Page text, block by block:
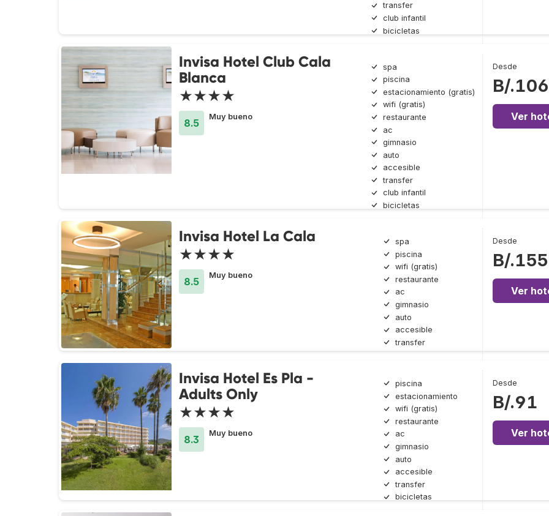
transfer
club infantil
bicicletas
Invisa Hotel Club Cala
Blanca
★★★★
8.5
Muy bueno
spa
piscina
estacionamiento (gratis)
wifi (gratis)
restaurante
ac
gimnasio
auto
accesible
transfer
club infantil
bicicletas
Desde
B/.106
Ver
Invisa Hotel La Cala
★★★★
8.5
Muy bueno
spa
piscina
wifi (gratis)
restaurante
ac
gimnasio
auto
accesible
transfer
Desde
B/.155
Ver
Invisa Hotel Es Pla -
Adults Only
★★★★
8.3
Muy bueno
piscina
estacionamiento
wifi (gratis)
restaurante
ac
gimnasio
auto
accesible
transfer
bicicletas
Desde
B/.91
Ver